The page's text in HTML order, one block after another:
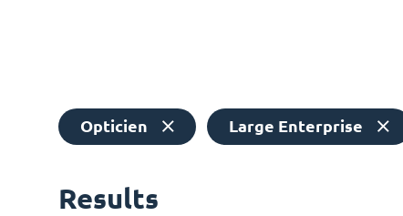
Opticien Large Enterprise
Results